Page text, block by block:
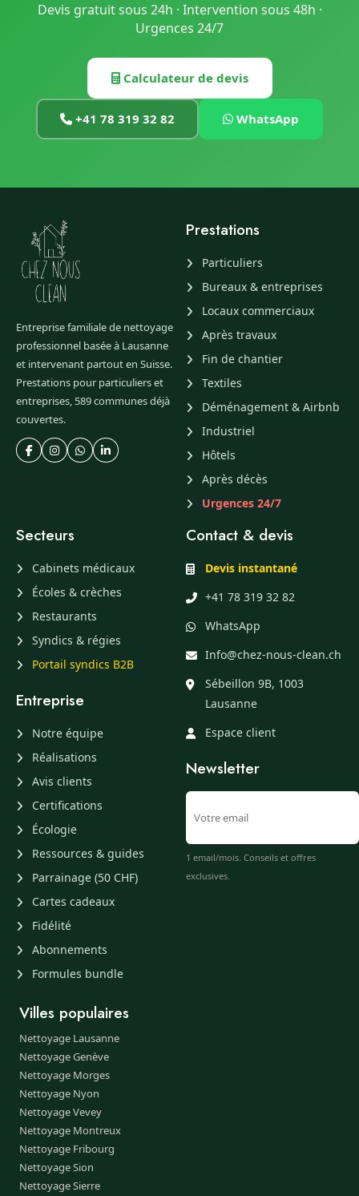
Devis gratuit sous 24h · Intervention sous 48h ·
Urgences 24/7
Calculateur de devis
+41 78 319 32 82 WhatsApp
Entreprise familiale de nettoyage
professionnel basée à Lausanne
et intervenant partout en Suisse.
Prestations pour particuliers et
entreprises, 589 communes déjà
couvertes.
Prestations
Particuliers
Bureaux & entreprises
Locaux commerciaux
Après travaux
Fin de chantier
Textiles
Déménagement & Airbnb
Industriel
Hôtels
Après décès
Urgences 24/7
Secteurs
Cabinets médicaux
Écoles & crèches
Restaurants
Syndics & régies
Portail syndics B2B
Entreprise
Notre équipe
Réalisations
Avis clients
Certifications
Écologie
Ressources & guides
Parrainage (50 CHF)
Cartes cadeaux
Fidélité
Abonnements
Formules bundle
Contact & devis
Devis instantané
+41 78 319 32 82
WhatsApp
Info@chez-nous-clean.ch
Sébeillon 9B, 1003
Lausanne
Espace client
Newsletter
1 email/mois. Conseils et offres
exclusives.
Villes populaires
Nettoyage Lausanne
Nettoyage Genève
Nettoyage Morges
Nettoyage Nyon
Nettoyage Vevey
Nettoyage Montreux
Nettoyage Fribourg
Nettoyage Sion
Nettoyage Sierre